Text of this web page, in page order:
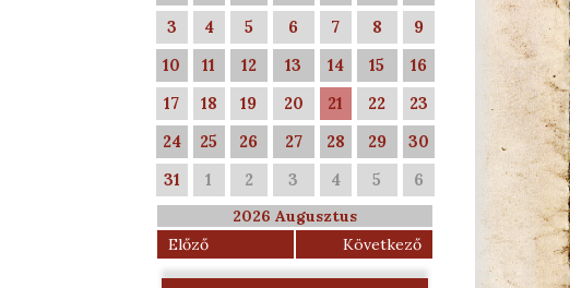
3
4 5 6 7 8
9
10
11 12 13 14 15
16
17
18 19 20 21 22
23
24
25 26 27 28 29
30
31
1 2 3 4 5 6
2026 Augusztus
Előző
Következő